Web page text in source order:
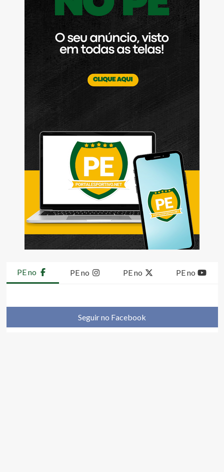
PE no PE no PE no PE no
Seguir no Facebook